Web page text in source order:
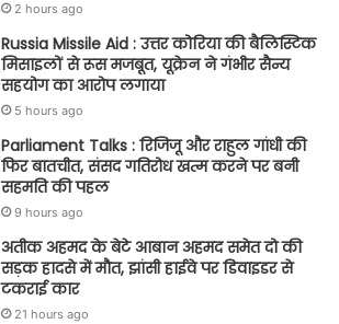
2 hours ago
Russia Missile Aid : उत्तर कोरिया की बैलिस्टिक
मिसाइलों से रूस मजबूत, यूक्रेन ने गंभीर सैन्य
सहयोग का आरोप लगाया
5 hours ago
Parliament Talks : रिजिजू और राहुल गांधी की
फिर बातचीत, संसद गतिरोध खत्म करने पर बनी
सहमति की पहल
9 hours ago
अतीक अहमद के बेटे आबान अहमद समेत दो की
सड़क हादसे में मौत, झांसी हाईवे पर डिवाइडर से
टकराई कार
21 hours ago